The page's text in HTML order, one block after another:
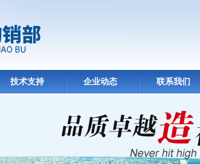
技术支持 企业动态 联系我们